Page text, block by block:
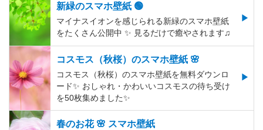
新緑のスマホ壁紙 🟢
マイナスイオンを感じられる新緑のスマホ壁紙
をたくさん公開中 ✨ 見るだけで癒やされます♫
コスモス（秋桜）のスマホ壁紙 🌸
コスモス（秋桜）のスマホ壁紙を無料ダウンロ
ード✨️ おしゃれ・かわいいコスモスの待ち受け
を50枚集めました✨️
春のお花 🌸 スマホ壁紙